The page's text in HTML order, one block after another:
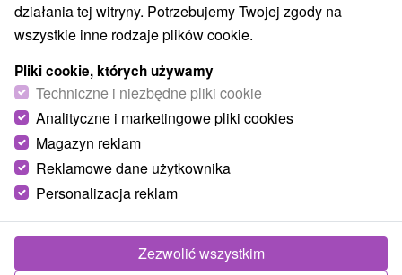
działania tej witryny. Potrzebujemy Twojej zgody na
wszystkie inne rodzaje plików cookie.
Pliki cookie, których używamy
Techniczne i niezbędne pliki cookie
Analityczne i marketingowe pliki cookies
Magazyn reklam
Reklamowe dane użytkownika
Personalizacja reklam
Zezwolić wszystkim